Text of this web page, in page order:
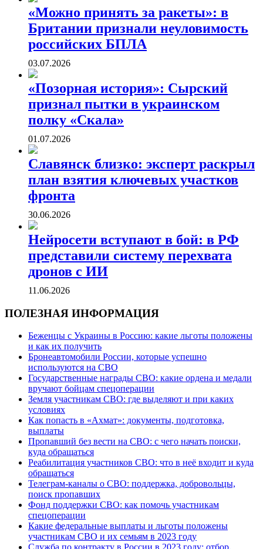
«Можно принять за ракеты»: в
Британии признали неуловимость
российских БПЛА
03.07.2026
«Позорная история»: Сырский
признал пытки в украинском
полку «Скала»
01.07.2026
Славянск близко: эксперт раскрыл
план взятия ключевых участков
фронта
30.06.2026
Нейросети вступают в бой: в РФ
представили систему перехвата
дронов с ИИ
11.06.2026
ПОЛЕЗНАЯ ИНФОРМАЦИЯ
Беженцы с Украины в Россию: какие льготы положены
и как их получить
Бронеавтомобили России, которые успешно
используются на СВО
Государственные награды СВО: какие ордена и медали
вручают бойцам спецоперации
Земля участникам СВО: где выделяют и при каких
условиях
Как попасть в «Ахмат»: документы, подготовка,
выплаты
Пропавший без вести на СВО: с чего начать поиски,
куда обращаться
Реабилитация участников СВО: что в неё входит и куда
обращаться
Телеграм-каналы о СВО: поддержка, добровольцы,
поиск пропавших
Фонд поддержки СВО: как помочь участникам
спецоперации
Какие федеральные выплаты и льготы положены
участникам СВО и их семьям в 2023 году